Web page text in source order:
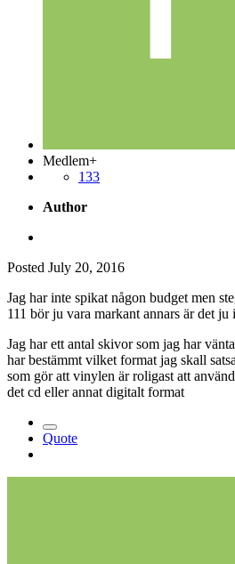
Medlem+
133
Author
Posted July 20, 2016
Jag har inte spikat någon budget men
111 bör ju vara markant annars är det ju
Jag har ett antal skivor som jag har
har bestämmt vilket format jag skall
som gör att vinylen är roligast att
det cd eller annat digitalt format
Quote